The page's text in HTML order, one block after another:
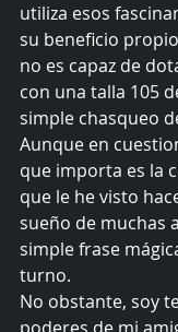
utiliza esos
su beneficio
no es capaz de
con una talla 105
simple chasqueo
Aunque en
que importa es la
que le he visto
sueño de muchas
simple frase
turno.
No obstante, soy